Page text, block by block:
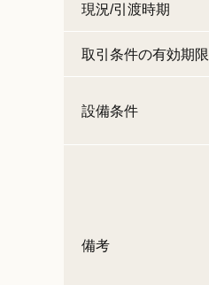
現況/引渡時期
取引条件の有効期限
設備条件
備考